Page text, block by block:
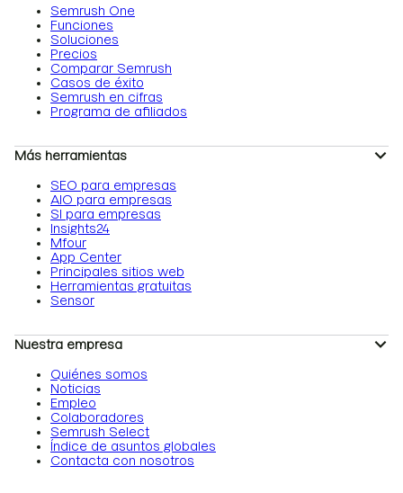
Semrush One
Funciones
Soluciones
Precios
Comparar Semrush
Casos de éxito
Semrush en cifras
Programa de afiliados
Más herramientas
SEO para empresas
AIO para empresas
SI para empresas
Insights24
Mfour
App Center
Principales sitios web
Herramientas gratuitas
Sensor
Nuestra empresa
Quiénes somos
Noticias
Empleo
Colaboradores
Semrush Select
Índice de asuntos globales
Contacta con nosotros